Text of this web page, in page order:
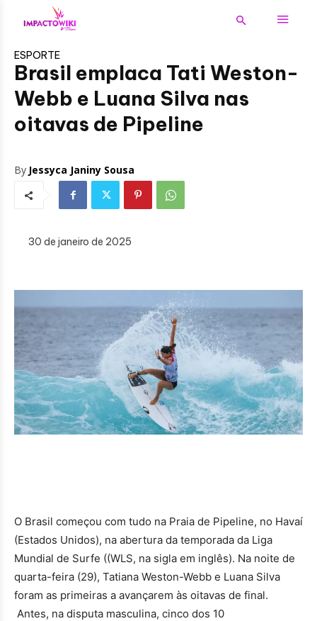
ESPORTE
Brasil emplaca Tati Weston-
Webb e Luana Silva nas
oitavas de Pipeline
By Jessyca Janiny Sousa
30 de janeiro de 2025
O Brasil começou com tudo na Praia de Pipeline, no Havaí
(Estados Unidos), na abertura da temporada da Liga
Mundial de Surfe ((WLS, na sigla em inglês). Na noite de
quarta-feira (29), Tatiana Weston-Webb e Luana Silva
foram as primeiras a avançarem às oitavas de final.
Antes, na disputa masculina, cinco dos 10